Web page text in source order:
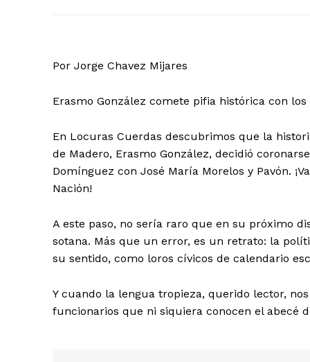
Por Jorge Chavez Mijares
Erasmo González comete pifia histórica con
En Locuras Cuerdas descubrimos que la
de Madero, Erasmo González, decidió
Domínguez con José María Morelos y Pavón.
Nación!
A este paso, no sería raro que en su próximo
sotana. Más que un error, es un retrato: la
su sentido, como loros cívicos de calendario
Y cuando la lengua tropieza, querido lector,
funcionarios que ni siquiera conocen el abecé